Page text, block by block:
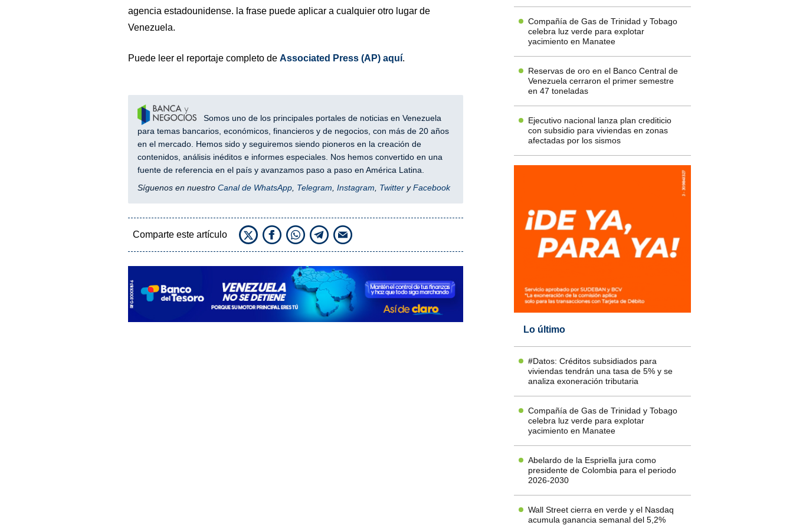
agencia estadounidense. la frase puede aplicar a cualquier otro lugar de
Venezuela.
Puede leer el reportaje completo de Associated Press (AP) aquí.
Somos uno de los principales portales de noticias en Venezuela
para temas bancarios, económicos, financieros y de negocios, con más de 20 años
en el mercado. Hemos sido y seguiremos siendo pioneros en la creación de
contenidos, análisis inéditos e informes especiales. Nos hemos convertido en una
fuente de referencia en el país y avanzamos paso a paso en América Latina.
Síguenos en nuestro Canal de WhatsApp, Telegram, Instagram, TwitteryFacebook
Comparte este artículo
Compañía de Gas de Trinidad y Tobago
celebra luz verde para explotar
yacimiento en Manatee
Reservas de oro en el Banco Central de
Venezuela cerraron el primer semestre
en 47 toneladas
Ejecutivo nacional lanza plan crediticio
con subsidio para viviendas en zonas
afectadas por los sismos
Lo último
#Datos: Créditos subsidiados para
viviendas tendrán una tasa de 5% y se
analiza exoneración tributaria
Compañía de Gas de Trinidad y Tobago
celebra luz verde para explotar
yacimiento en Manatee
Abelardo de la Espriella jura como
presidente de Colombia para el periodo
2026-2030
Wall Street cierra en verde y el Nasdaq
acumula ganancia semanal del 5,2%